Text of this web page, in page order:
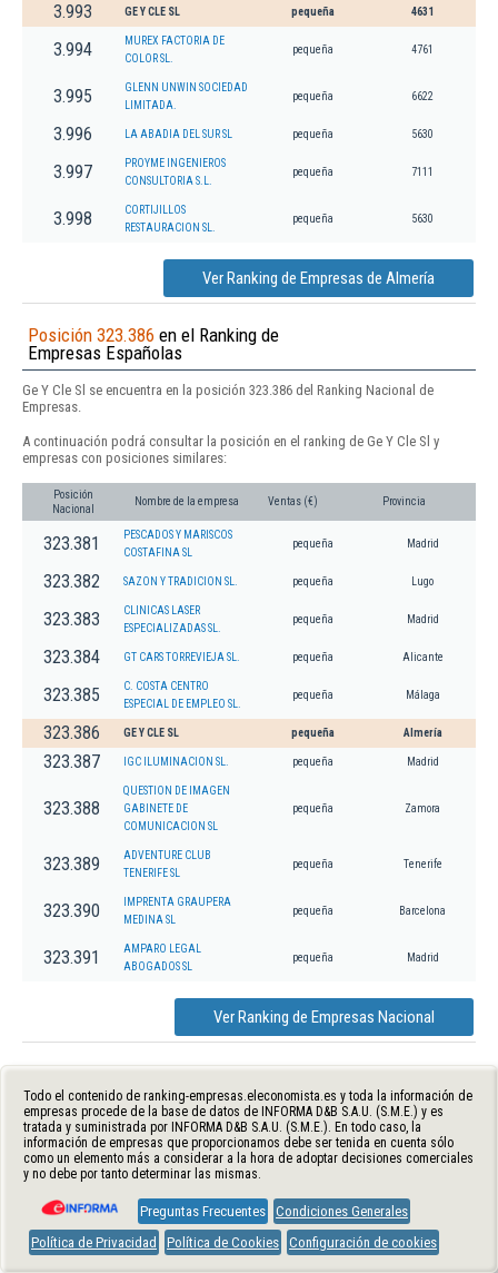
3.993 GE Y CLE SL pequeña 4631
3.994
MUREX FACTORIA DE
COLOR SL.
pequeña 4761
3.995
GLENN UNWIN SOCIEDAD
LIMITADA.
pequeña 6622
3.996 LA ABADIA DEL SUR SL pequeña 5630
3.997
PROYME INGENIEROS
CONSULTORIA S.L.
pequeña 7111
3.998
CORTIJILLOS
RESTAURACION SL.
pequeña 5630
Ver Ranking de Empresas de Almería
Posición 323.386 en el Ranking de
Empresas Españolas
Ge Y Cle Sl se encuentra en la posición 323.386 del Ranking Nacional de
Empresas.
A continuación podrá consultar la posición en el ranking de Ge Y Cle Sl y
empresas con posiciones similares:
Posición
Nacional
Nombre de la empresa Ventas (€) Provincia
323.381
PESCADOS Y MARISCOS
COSTAFINA SL
pequeña Madrid
323.382 SAZON Y TRADICION SL. pequeña Lugo
323.383
CLINICAS LASER
ESPECIALIZADAS SL.
pequeña Madrid
323.384 GT CARS TORREVIEJA SL. pequeña Alicante
323.385
C. COSTA CENTRO
ESPECIAL DE EMPLEO SL.
pequeña Málaga
323.386 GE Y CLE SL pequeña Almería
323.387 IGC ILUMINACION SL. pequeña Madrid
323.388
QUESTION DE IMAGEN
GABINETE DE
COMUNICACION SL
pequeña Zamora
323.389
ADVENTURE CLUB
TENERIFE SL
pequeña Tenerife
323.390
IMPRENTA GRAUPERA
MEDINA SL
pequeña Barcelona
323.391
AMPARO LEGAL
ABOGADOS SL
pequeña Madrid
Ver Ranking de Empresas Nacional
Todo el contenido de ranking-empresas.eleconomista.es y toda la información de
empresas procede de la base de datos de INFORMA D&B S.A.U. (S.M.E.) y es
tratada y suministrada por INFORMA D&B S.A.U. (S.M.E.). En todo caso, la
información de empresas que proporcionamos debe ser tenida en cuenta sólo
como un elemento más a considerar a la hora de adoptar decisiones comerciales
y no debe por tanto determinar las mismas.
Preguntas Frecuentes Condiciones Generales
Política de Privacidad
Política de Cookies Configuración de cookies